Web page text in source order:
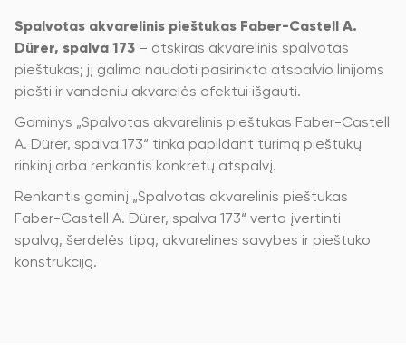
Spalvotas akvarelinis pieštukas Faber-Castell A.
Dürer, spalva 173 – atskiras akvarelinis spalvotas
pieštukas; jį galima naudoti pasirinkto atspalvio linijoms
piešti ir vandeniu akvarelės efektui išgauti.
Gaminys „Spalvotas akvarelinis pieštukas Faber-Castell
A. Dürer, spalva 173“ tinka papildant turimą pieštukų
rinkinį arba renkantis konkretų atspalvį.
Renkantis gaminį „Spalvotas akvarelinis pieštukas
Faber-Castell A. Dürer, spalva 173“ verta įvertinti
spalvą, šerdelės tipą, akvarelines savybes ir pieštuko
konstrukciją.